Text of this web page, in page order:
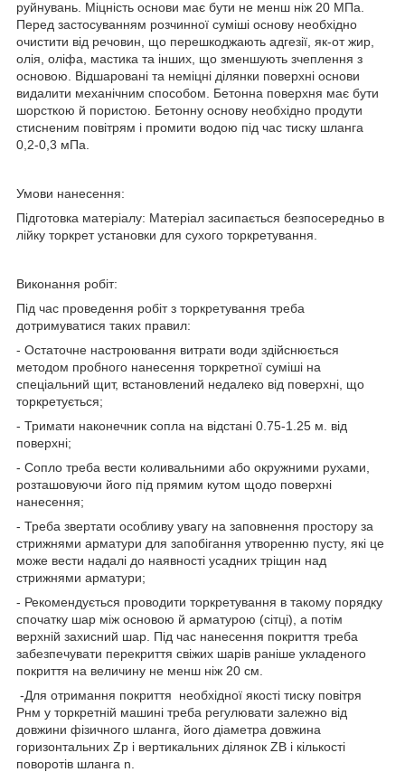
руйнувань. Міцність основи має бути не менш ніж 20 МПа.
Перед застосуванням розчинної суміші основу необхідно
очистити від речовин, що перешкоджають адгезії, як-от жир,
олія, оліфа, мастика та інших, що зменшують зчеплення з
основою. Відшаровані та неміцні ділянки поверхні основи
видалити механічним способом. Бетонна поверхня має бути
шорсткою й пористою. Бетонну основу необхідно продути
стисненим повітрям і промити водою під час тиску шланга
0,2-0,3 мПа.
Умови нанесення:
Підготовка матеріалу: Матеріал засипається безпосередньо в
лійку торкрет установки для сухого торкретування.
Виконання робіт:
Під час проведення робіт з торкретування треба
дотримуватися таких правил:
- Остаточне настроювання витрати води здійснюється
методом пробного нанесення торкретної суміші на
спеціальний щит, встановлений недалеко від поверхні, що
торкретується;
- Тримати наконечник сопла на відстані 0.75-1.25 м. від
поверхні;
- Сопло треба вести коливальними або окружними рухами,
розташовуючи його під прямим кутом щодо поверхні
нанесення;
- Треба звертати особливу увагу на заповнення простору за
стрижнями арматури для запобігання утворенню пусту, які це
може вести надалі до наявності усадних тріщин над
стрижнями арматури;
- Рекомендується проводити торкретування в такому порядку
спочатку шар між основою й арматурою (сітці), а потім
верхній захисний шар. Під час нанесення покриття треба
забезпечувати перекриття свіжих шарів раніше укладеного
покриття на величину не менш ніж 20 см.
-Для отримання покриття необхідної якості тиску повітря
Рнм у торкретній машині треба регулювати залежно від
довжини фізичного шланга, його діаметра довжина
горизонтальних Zp і вертикальних ділянок ZB і кількості
поворотів шланга n.